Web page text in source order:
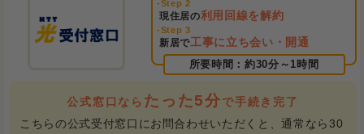
現住居の利用回線を解約
新居で工事に立ち会い・開通
公式窓口なら たった5分で手続き完了
こちらの公式受付窓口にお問合わせいただくと、通常なら30